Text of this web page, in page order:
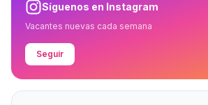
Síguenos en Instagram
Vacantes nuevas cada semana
Seguir